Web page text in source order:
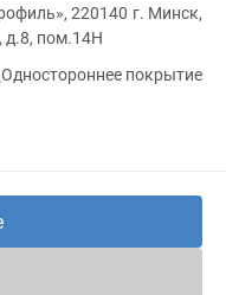
220140 г. Минск,
д.8, пом.14Н
Одностороннее покрытие